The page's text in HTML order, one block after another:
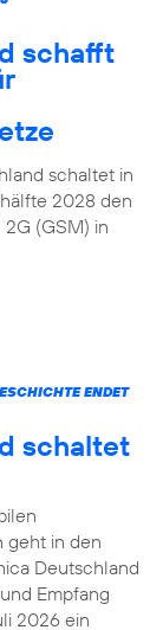
schafft
schaltet in
2028 den
(GSM) in
ENDET
schaltet
geht in den
Deutschland
Empfang
2026 ein